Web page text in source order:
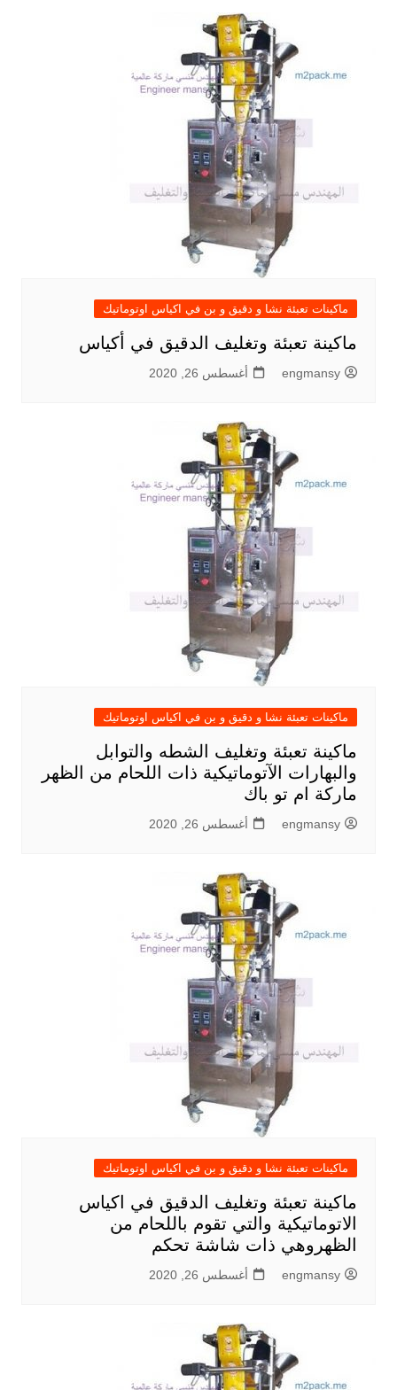
ماكينات تعبئة نشا و دقيق و بن في اكياس اوتوماتيك
ماكينة تعبئة وتغليف الدقيق في أكياس
engmansy أغسطس 26, 2020
ماكينات تعبئة نشا و دقيق و بن في اكياس اوتوماتيك
ماكينة تعبئة وتغليف الشطه والتوابل
والبهارات الآتوماتيكية ذات اللحام من الظهر
ماركة ام تو باك
engmansy أغسطس 26, 2020
ماكينات تعبئة نشا و دقيق و بن في اكياس اوتوماتيك
ماكينة تعبئة وتغليف الدقيق في اكياس
الاتوماتيكية والتي تقوم باللحام من
الظهروهي ذات شاشة تحكم
engmansy أغسطس 26, 2020